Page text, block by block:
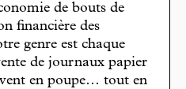
de bouts de
financière des
genre est chaque
de journaux papier
vent en poupe… tout en